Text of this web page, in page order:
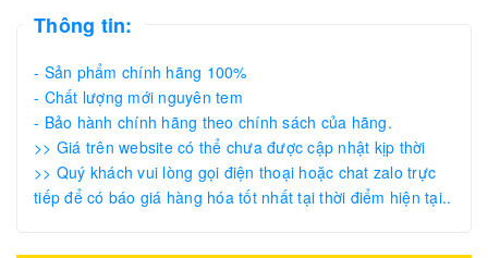
Thông tin:
- Sản phẩm chính hãng 100%
- Chất lượng mới nguyên tem
- Bảo hành chính hãng theo chính sách của hãng.
>> Giá trên website có thể chưa được cập nhật kịp thời
>> Quý khách vui lòng gọi điện thoại hoặc chat zalo trực
tiếp để có báo giá hàng hóa tốt nhất tại thời điểm hiện tại..